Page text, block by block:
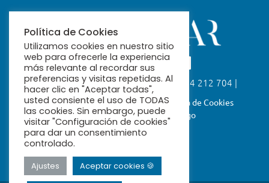
Calle Fabiola, 26. 41004 Sevilla | 954 212 704 |
ribamar@ribamar.org
Aviso LegalPolítica de PrivacidadPolítica de Cookies
Términos y Condiciones de Pago
Política de Cookies
Utilizamos cookies en nuestro sitio
web para ofrecerle la experiencia
más relevante al recordar sus
preferencias y visitas repetidas. Al
hacer clic en "Aceptar todas",
usted consiente el uso de TODAS
las cookies. Sin embargo, puede
visitar "Configuración de cookies"
para dar un consentimiento
controlado.
Ajustes Aceptar cookies 🍪